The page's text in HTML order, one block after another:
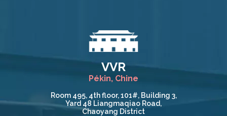
VVR
Pékin, Chine
Room 495, 4th floor, 101#, Building 3,
Yard 48 Liangmaqiao Road,
Chaoyang District